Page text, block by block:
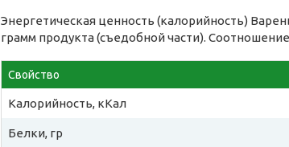
Энергетическая ценность (калорийность)
грамм продукта (съедобной части).
Свойство
Калорийность, кКал
Белки, гр